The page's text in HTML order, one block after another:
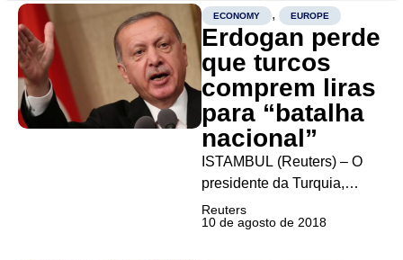
50 por cento sobre o aço,
conforme...
ECONOMY , EUROPE
Erdogan perde
que turcos
comprem liras
para “batalha
nacional”
ISTAMBUL (Reuters) – O
presidente da Turquia,
Tayyip Erdogan, disse na
sexta-feira aos turcos para
Reuters
10 de agosto de 2018